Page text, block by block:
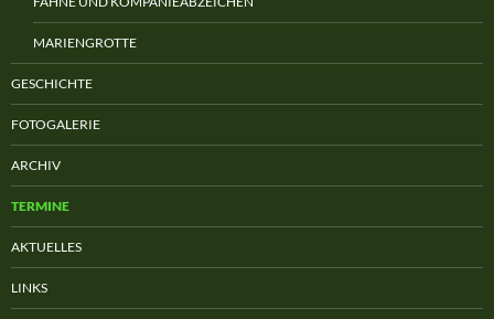
MARIENGROTTE
GESCHICHTE
FOTOGALERIE
ARCHIV
TERMINE
AKTUELLES
LINKS